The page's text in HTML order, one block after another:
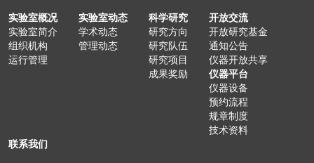
实验室概况
实验室简介
组织机构
运行管理
实验室动态
学术动态
管理动态
科学研究
研究方向
研究队伍
研究项目
成果奖励
开放交流
开放研究基金
通知公告
仪器开放共享
仪器平台
仪器设备
预约流程
规章制度
技术资料
联系我们